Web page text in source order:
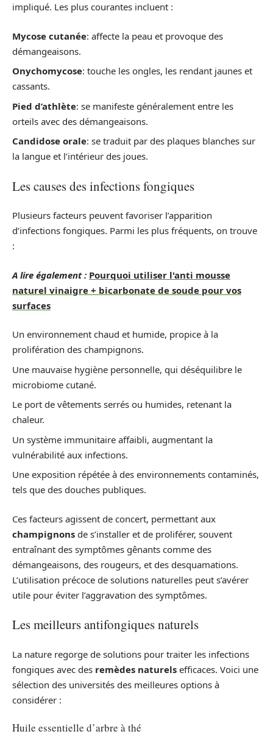
impliqué. Les plus courantes incluent :
Mycose cutanée: affecte la peau et provoque des
démangeaisons.
Onychomycose: touche les ongles, les rendant jaunes et
cassants.
Pied d’athlète: se manifeste généralement entre les
orteils avec des démangeaisons.
Candidose orale: se traduit par des plaques blanches sur
la langue et l’intérieur des joues.
Les causes des infections fongiques
Plusieurs facteurs peuvent favoriser l’apparition
d’infections fongiques. Parmi les plus fréquents, on trouve
:
A lire également : Pourquoi utiliser l'anti mousse
naturel vinaigre + bicarbonate de soude pour vos
surfaces
Un environnement chaud et humide, propice à la
prolifération des champignons.
Une mauvaise hygiène personnelle, qui déséquilibre le
microbiome cutané.
Le port de vêtements serrés ou humides, retenant la
chaleur.
Un système immunitaire affaibli, augmentant la
vulnérabilité aux infections.
Une exposition répétée à des environnements contaminés,
tels que des douches publiques.
Ces facteurs agissent de concert, permettant aux
champignons de s’installer et de proliférer, souvent
entraînant des symptômes gênants comme des
démangeaisons, des rougeurs, et des desquamations.
L’utilisation précoce de solutions naturelles peut s’avérer
utile pour éviter l’aggravation des symptômes.
Les meilleurs antifongiques naturels
La nature regorge de solutions pour traiter les infections
fongiques avec des remèdes naturels efficaces. Voici une
sélection des universités des meilleures options à
considérer :
Huile essentielle d’arbre à thé